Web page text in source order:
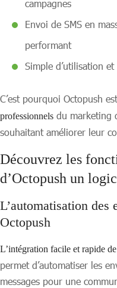
campagnes
Envoi de SMS en
performant
Simple d’utilisation
C’est pourquoi Octopush
professionnels du marketing
souhaitant améliorer leur
Découvrez les
d’Octopush un
L’automatisation des
Octopush
L’intégration facile et rapide
permet d’automatiser les
messages pour une